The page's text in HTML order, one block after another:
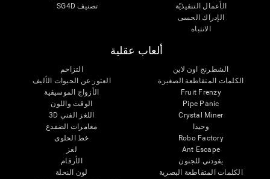
الأعمال التنفيذيّة
الإدراك الحسى
الانتباه
تصنيف SG4D
ألعاب عقلية
الشطرنج اون لاين
الكلمات المتقاطعة الصغيرة
Fruit Frenzy
Pipe Panic
Crystal Miner
وحيدا
Robo Factory
Ant Escape
يقودني للجنون
الكلمات المتقاطعة البصرية
التزاحم
العثور عن الحيوات الأليف
الأزواج الموسيقية
الوقت واللون
اللغز الفني 3D
مغامرات الضفدع
خط الحلوى
لغز
الأرقام
لون النحلة